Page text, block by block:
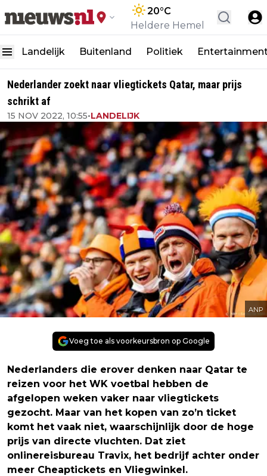
20°C
Heldere Hemel
Landelijk Buitenland Politiek
Nederlander zoekt naar vliegtickets Qatar, maar prijs
schrikt af
15 NOV 2022, 10:55•LANDELIJK
ANP
Voeg toe als voorkeursbron op Google
Nederlanders die erover denken naar Qatar te
reizen voor het WK voetbal hebben de
afgelopen weken vaker naar vliegtickets
gezocht. Maar van het kopen van zo’n ticket
komt het vaak niet, waarschijnlijk door de hoge
prijs van directe vluchten. Dat ziet
onlinereisbureau Travix, het bedrijf achter onder
meer Cheaptickets en Vliegwinkel.